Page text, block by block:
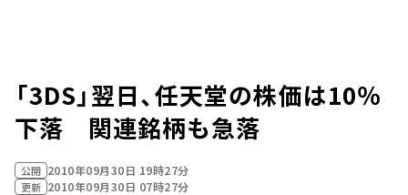
「3DS」翌日、任天堂の株価は10％
下落 関連銘柄も急落
公開 2010年09月30日 19時27分
更新 2010年09月30日 07時27分